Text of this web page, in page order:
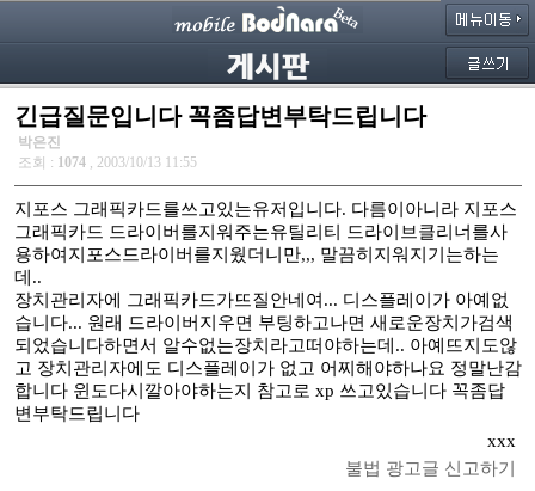
긴급질문입니다 꼭좀답변부탁드립니다
박은진
조회 : 1074 , 2003/10/13 11:55
지포스 그래픽카드를쓰고있는유저입니다. 다름이아니라 지포스
그래픽카드 드라이버를지워주는유틸리티 드라이브클리너를사
용하여지포스드라이버를지웠더니만,,, 말끔히지워지기는하는
데..
장치관리자에 그래픽카드가뜨질안네여... 디스플레이가 아예없
습니다... 원래 드라이버지우면 부팅하고나면 새로운장치가검색
되었습니다하면서 알수없는장치라고떠야하는데.. 아예뜨지도않
고 장치관리자에도 디스플레이가 없고 어찌해야하나요 정말난감
합니다 윈도다시깔아야하는지 참고로 xp 쓰고있습니다 꼭좀답
변부탁드립니다
xxx
불법 광고글 신고하기